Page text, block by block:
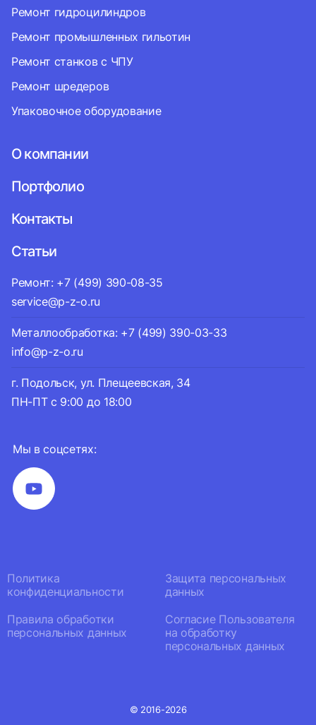
Мы в соцсетях:
Ремонт гидроцилиндров
Ремонт промышленных гильотин
Ремонт станков с ЧПУ
Ремонт шредеров
Упаковочное оборудование
О компании
Портфолио
Контакты
Статьи
Ремонт: +7 (499) 390-08-35
service@p-z-o.ru
Металлообработка: +7 (499) 390-03-33
info@p-z-o.ru
г. Подольск, ул. Плещеевская, 34
ПН-ПТ с 9:00 до 18:00
Политика
конфиденциальности
Защита персональных
данных
Правила обработки
персональных данных
Согласие Пользователя
на обработку
персональных данных
© 2016-2026